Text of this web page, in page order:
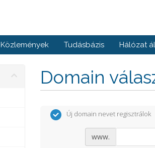
Közlemények Tudásbázis Hálózat
Domain
Új domain nevet regisztrálok
www.